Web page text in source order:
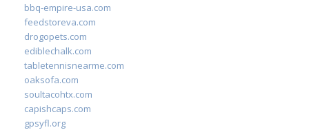
bbq-empire-usa.com
feedstoreva.com
drogopets.com
ediblechalk.com
tabletennisnearme.com
oaksofa.com
soultacohtx.com
capishcaps.com
gpsyfl.org